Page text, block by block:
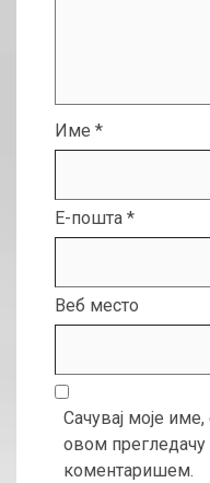
Име *
Е-пошта *
Веб место
Сачувај моје
овом прегледачу
коментаришем.